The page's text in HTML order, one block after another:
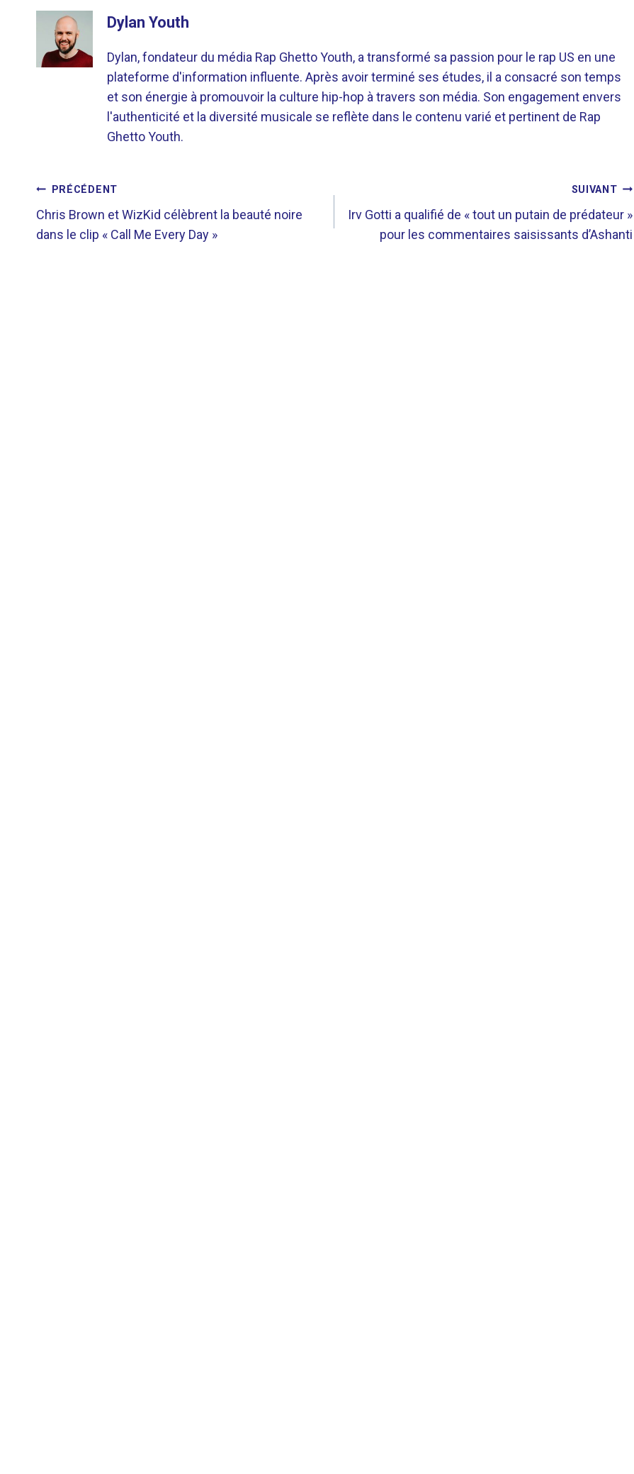
Dylan Youth
Dylan, fondateur du média Rap Ghetto Youth, a transformé sa passion pour le rap US en une
plateforme d'information influente. Après avoir terminé ses études, il a consacré son temps
et son énergie à promouvoir la culture hip-hop à travers son média. Son engagement envers
l'authenticité et la diversité musicale se reflète dans le contenu varié et pertinent de Rap
Ghetto Youth.
NAVIGATION
DE
PRÉCÉDENT
Chris Brown et WizKid célèbrent la beauté noire
dans le clip « Call Me Every Day »
SUIVANT
Irv Gotti a qualifié de « tout un putain de prédateur »
pour les commentaires saisissants d’Ashanti